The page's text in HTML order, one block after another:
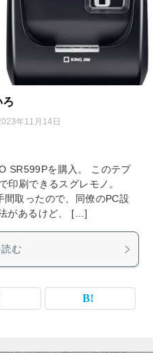
年11月14日
SR599Pを購入。 このテプ
印刷できるスグレモノ。
取ったので、同僚のPC設
があるけど、 […]
む